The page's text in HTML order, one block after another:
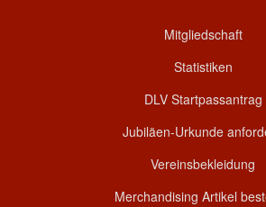
Mitgliedschaft
Statistiken
DLV Startpassantrag
Jubiläen-Urkunde
Vereinsbekleidung
Merchandising Artikel